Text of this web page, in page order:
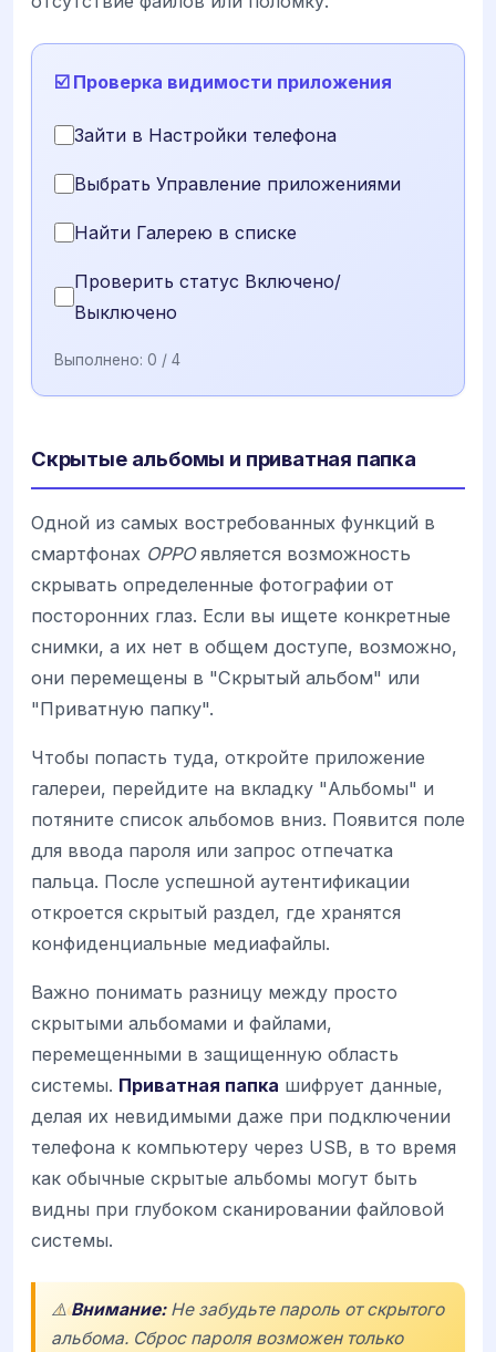
☑️ Проверка видимости приложения
Зайти в Настройки телефона
Выбрать Управление приложениями
Найти Галерею в списке
Проверить статус Включено/
Выключено
Выполнено: 0 / 4
Скрытые альбомы и приватная папка
Одной из самых востребованных функций в
смартфонах OPPOявляется возможность
скрывать определенные фотографии от
посторонних глаз. Если вы ищете конкретные
снимки, а их нет в общем доступе, возможно,
они перемещены в "Скрытый альбом" или
"Приватную папку".
Чтобы попасть туда, откройте приложение
галереи, перейдите на вкладку "Альбомы" и
потяните список альбомов вниз. Появится поле
для ввода пароля или запрос отпечатка
пальца. После успешной аутентификации
откроется скрытый раздел, где хранятся
конфиденциальные медиафайлы.
Важно понимать разницу между просто
скрытыми альбомами и файлами,
перемещенными в защищенную область
системы. Приватная папка шифрует данные,
делая их невидимыми даже при подключении
телефона к компьютеру через USB, в то время
как обычные скрытые альбомы могут быть
видны при глубоком сканировании файловой
системы.
⚠️Внимание:Не забудьте пароль от скрытого
альбома. Сброс пароля возможен только